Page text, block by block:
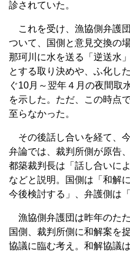
診されていた。
これを受け、漁協側弁護
ついて、国側と意見交換の
那珂川に水を送る「逆送水
とする取り決めや、ふ化し
ぐ10月～翌年４月の夜間取
を示した。ただ、この時点
至らなかった。
その後話し合いを経て、
弁論では、裁判所側が原告
都築裁判長は「話し合いに
などと説明。国側は「和解
今後検討する」、弁護側は
漁協側弁護団は昨年のた
国側、裁判所側に和解案を
協議に臨む考え。和解協議